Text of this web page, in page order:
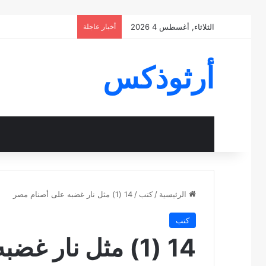
الثلاثاء, أغسطس 4 2026 أخبار عاجلة
أرثوذكس
الرئيسية / كتب / 14 (1) مثل نار غضبه على أصنام مصر
كتب
14 (1) مثل نار غضبه على أصنام مصر